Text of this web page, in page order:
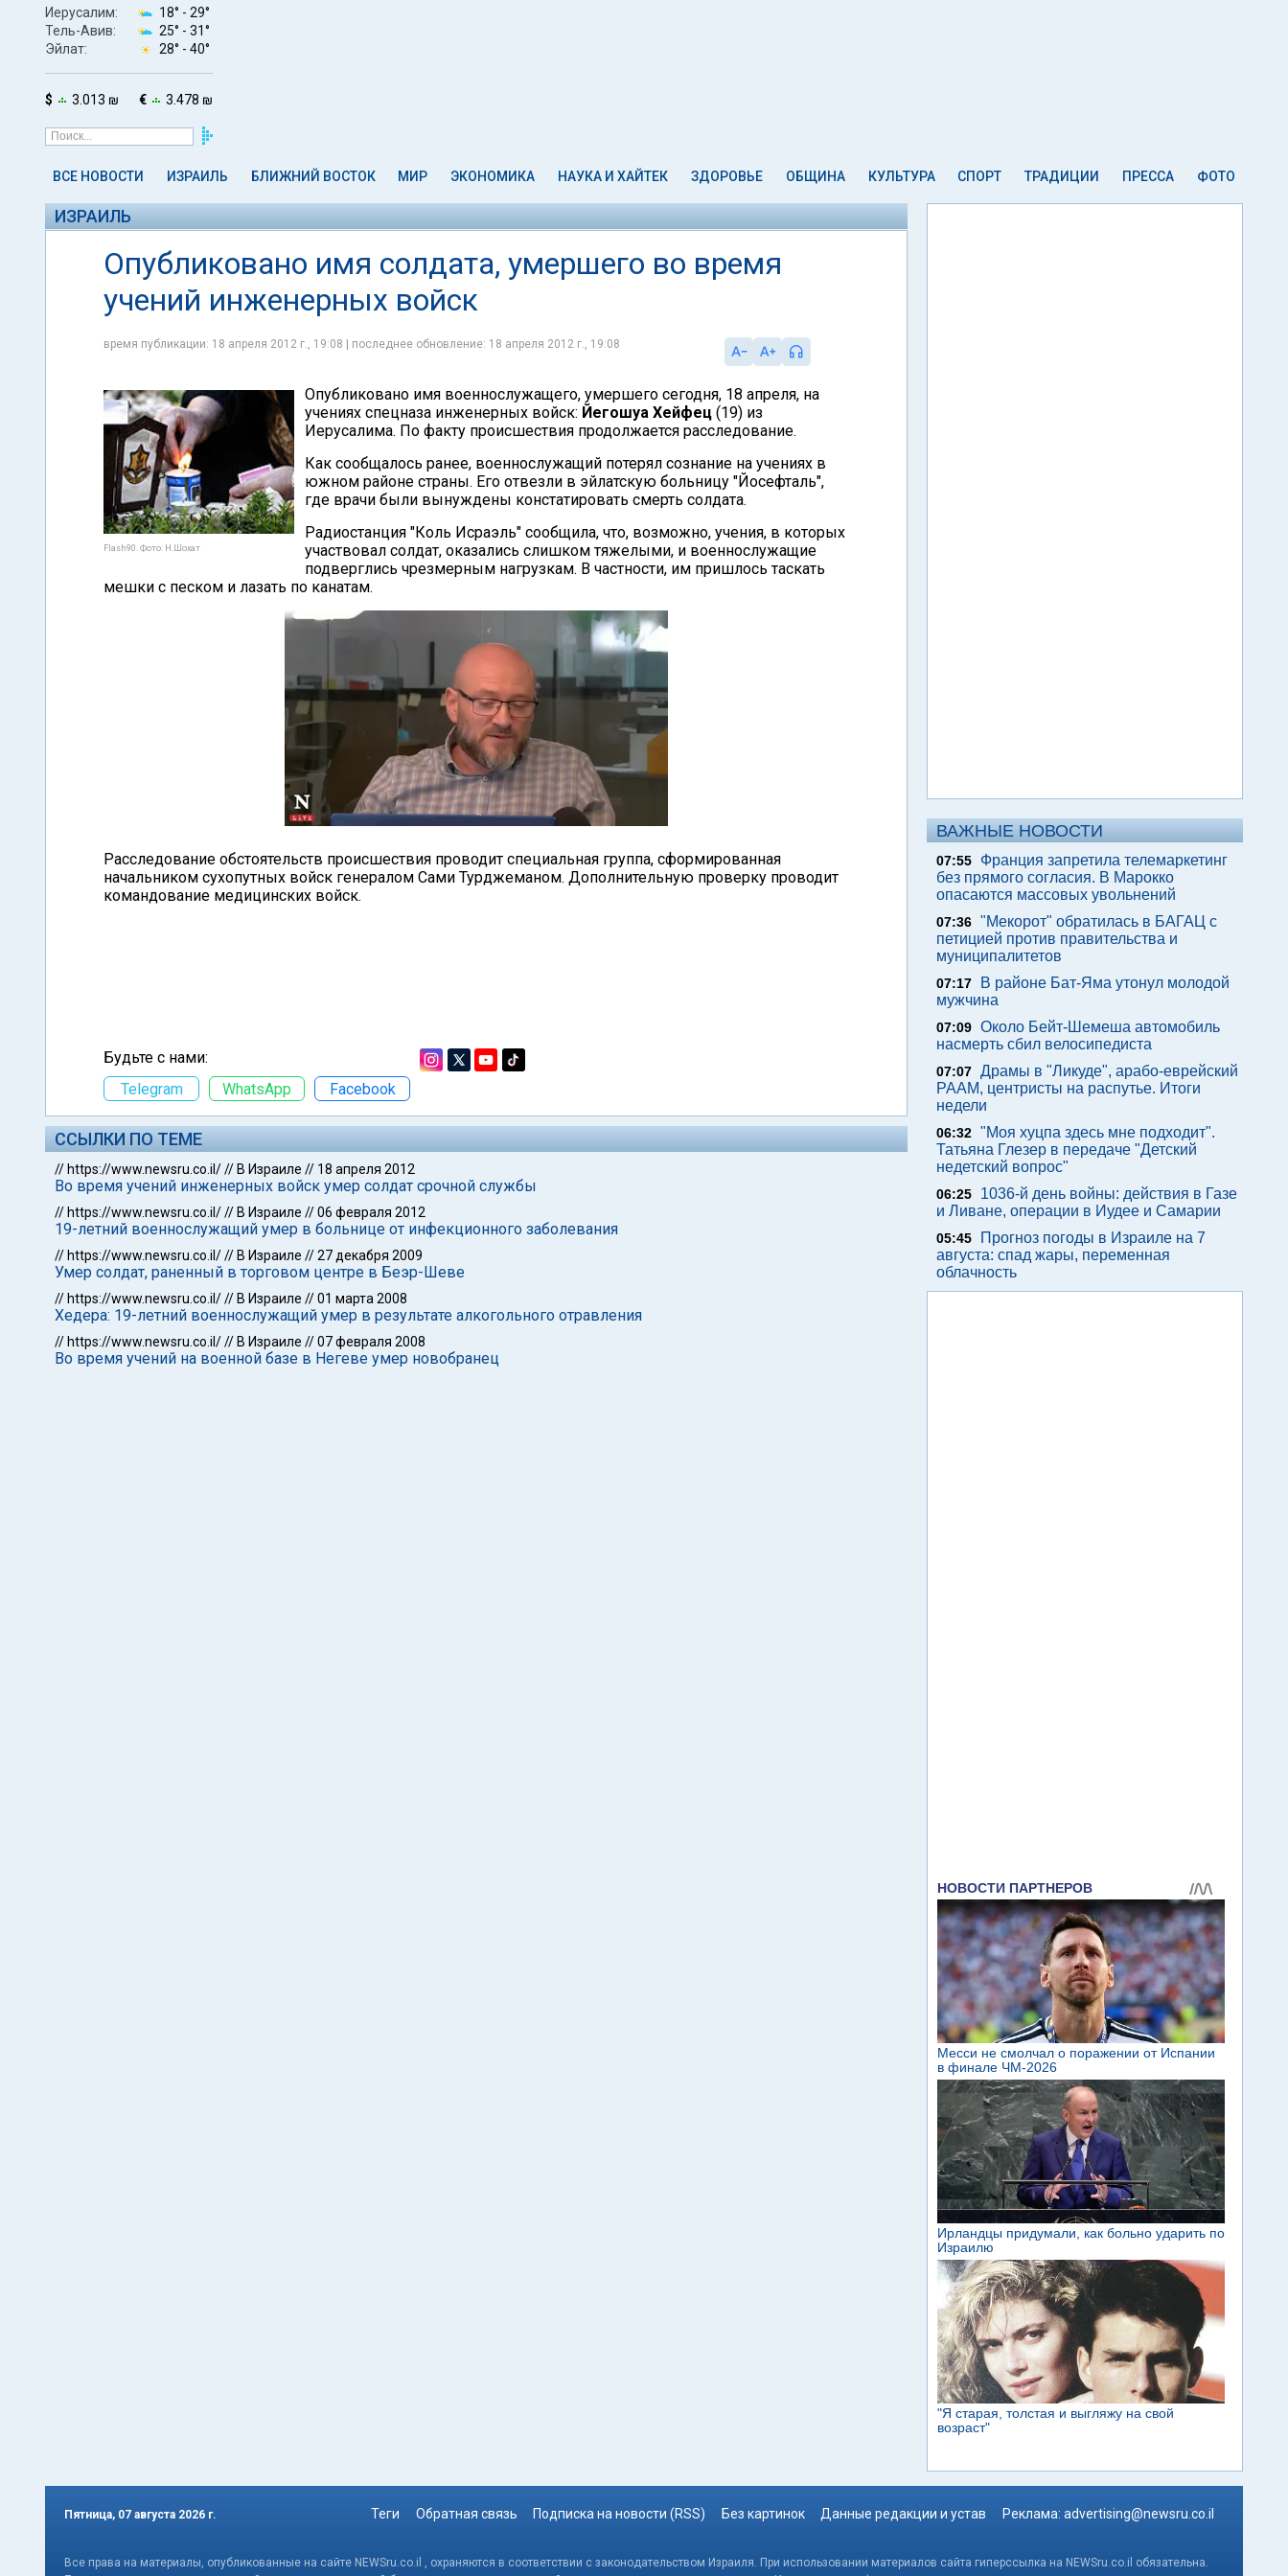
Иерусалим: 18° - 29°
Тель-Авив:
25° - 31°
Эйлат:
28° - 40°
$ 3.013 ₪ € 3.478 ₪
ВСЕ НОВОСТИ ИЗРАИЛЬ БЛИЖНИЙ ВОСТОК МИР ЭКОНОМИКА НАУКА И ХАЙТЕК ЗДОРОВЬЕ ОБЩИНА КУЛЬТУРА СПОРТ ТРАДИЦИИ ПРЕССА ФОТО
ИЗРАИЛЬ
Опубликовано имя солдата, умершего во время
учений инженерных войск
время публикации: 18 апреля 2012 г., 19:08 | последнее обновление: 18 апреля 2012 г., 19:08
Flash90. Фото: Н.Шохат
Опубликовано имя военнослужащего, умершего сегодня, 18 апреля, на
учениях спецназа инженерных войск: Йегошуа Хейфец (19) из
Иерусалима. По факту происшествия продолжается расследование.
Как сообщалось ранее, военнослужащий потерял сознание на учениях в
южном районе страны. Его отвезли в эйлатскую больницу "Йосефталь",
где врачи были вынуждены констатировать смерть солдата.
Радиостанция "Коль Исраэль" сообщила, что, возможно, учения, в которых
участвовал солдат, оказались слишком тяжелыми, и военнослужащие
подверглись чрезмерным нагрузкам. В частности, им пришлось таскать
мешки с песком и лазать по канатам.
Расследование обстоятельств происшествия проводит специальная группа, сформированная
начальником сухопутных войск генералом Сами Турджеманом. Дополнительную проверку проводит
командование медицинских войск.
Будьте с нами:
Telegram
WhatsApp Facebook
ССЫЛКИ ПО ТЕМЕ
// https://www.newsru.co.il/// В Израиле // 18 апреля 2012
Во время учений инженерных войск умер солдат срочной службы
// https://www.newsru.co.il/// В Израиле //06 февраля 2012
19-летний военнослужащий умер в больнице от инфекционного заболевания
// https://www.newsru.co.il/// В Израиле //27 декабря 2009
Умер солдат, раненный в торговом центре в Беэр-Шеве
// https://www.newsru.co.il/// В Израиле //01 марта 2008
Хедера: 19-летний военнослужащий умер в результате алкогольного отравления
// https://www.newsru.co.il/// В Израиле //07 февраля 2008
Во время учений на военной базе в Негеве умер новобранец
ВАЖНЫЕ НОВОСТИ
07:55
Франция запретила телемаркетинг
без прямого согласия. В Марокко
опасаются массовых увольнений
07:36 "Мекорот" обратилась в БАГАЦ с
петицией против правительства и
муниципалитетов
07:17
В районе Бат-Яма утонул молодой
мужчина
07:09 Около Бейт-Шемеша автомобиль
насмерть сбил велосипедиста
07:07 Драмы в "Ликуде", арабо-еврейский
РААМ, центристы на распутье. Итоги
недели
06:32 "Моя хуцпа здесь мне подходит".
Татьяна Глезер в передаче "Детский
недетский вопрос"
06:25
1036-й день войны: действия в Газе
и Ливане, операции в Иудее и Самарии
05:45
Прогноз погоды в Израиле на 7
августа: спад жары, переменная
облачность
Пятница, 07 августа 2026 г. Теги Обратная связь Подписка на новости (RSS) Без картинок Данные редакции и устав Реклама: advertising@newsru.co.il
Все права на материалы, опубликованные на сайте NEWSru.co.il , охраняются в соответствии с законодательством Израиля. При использовании материалов сайта гиперссылка на NEWSru.co.il обязательна.